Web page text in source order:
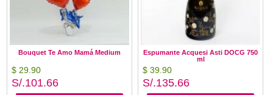
Bouquet Te Amo Mamá Medium
$ 29.90
S/.101.66
Espumante Acquesi Asti DOCG 750
ml
$ 39.90
S/.135.66